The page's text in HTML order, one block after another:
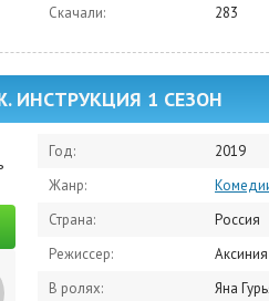
Скачали:
283
ИНСТРУКЦИЯ 1 СЕЗОН
Год:
2019
Жанр:
Страна:
Россия
Режиссер:
Аксиния
В ролях:
Яна Гурьянова, Петар